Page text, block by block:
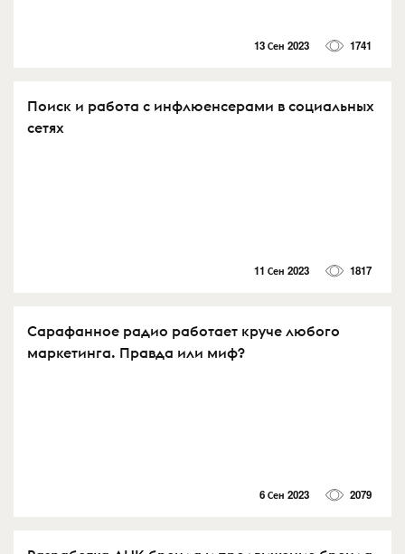
13 Сен 2023 1741
Поиск и работа с инфлюенсерами в социальных
сетях
11 Сен 2023 1817
Сарафанное радио работает круче любого
маркетинга. Правда или миф?
6 Сен 2023 2079